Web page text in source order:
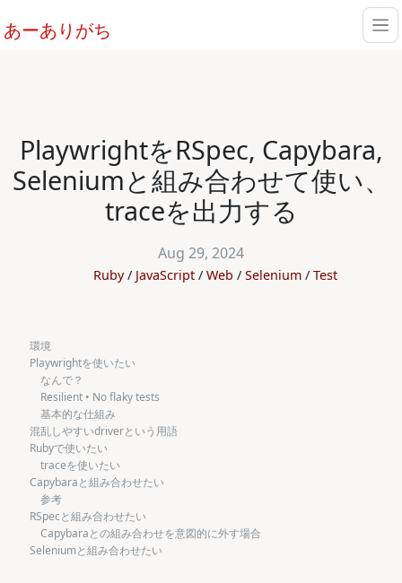
あーありがち
PlaywrightをRSpec, Capybara,
Seleniumと組み合わせて使い、
traceを出力する
Aug 29, 2024
Ruby JavaScript Web Selenium Test
環境
Playwrightを使いたい
なんで？
Resilient • No flaky tests
基本的な仕組み
混乱しやすいdriverという用語
Rubyで使いたい
traceを使いたい
Capybaraと組み合わせたい
参考
RSpecと組み合わせたい
Capybaraとの組み合わせを意図的に外す場合
Seleniumと組み合わせたい